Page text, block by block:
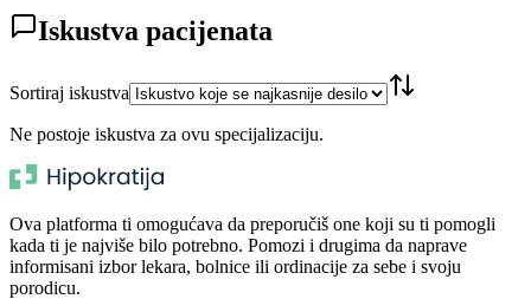
Iskustva pacijenata
Sortiraj iskustva
Ne postoje iskustva za ovu specijalizaciju.
Ova platforma ti omogućava da preporučiš one koji su ti pomogli
kada ti je najviše bilo potrebno. Pomozi i drugima da naprave
informisani izbor lekara, bolnice ili ordinacije za sebe i svoju
porodicu.